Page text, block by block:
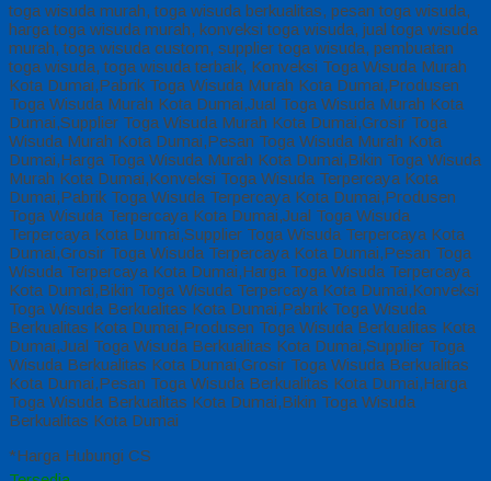
toga wisuda murah, toga wisuda berkualitas, pesan toga wisuda,
harga toga wisuda murah, konveksi toga wisuda, jual toga wisuda
murah, toga wisuda custom, supplier toga wisuda, pembuatan
toga wisuda, toga wisuda terbaik, Konveksi Toga Wisuda Murah
Kota Dumai,Pabrik Toga Wisuda Murah Kota Dumai,Produsen
Toga Wisuda Murah Kota Dumai,Jual Toga Wisuda Murah Kota
Dumai,Supplier Toga Wisuda Murah Kota Dumai,Grosir Toga
Wisuda Murah Kota Dumai,Pesan Toga Wisuda Murah Kota
Dumai,Harga Toga Wisuda Murah Kota Dumai,Bikin Toga Wisuda
Murah Kota Dumai,Konveksi Toga Wisuda Terpercaya Kota
Dumai,Pabrik Toga Wisuda Terpercaya Kota Dumai,Produsen
Toga Wisuda Terpercaya Kota Dumai,Jual Toga Wisuda
Terpercaya Kota Dumai,Supplier Toga Wisuda Terpercaya Kota
Dumai,Grosir Toga Wisuda Terpercaya Kota Dumai,Pesan Toga
Wisuda Terpercaya Kota Dumai,Harga Toga Wisuda Terpercaya
Kota Dumai,Bikin Toga Wisuda Terpercaya Kota Dumai,Konveksi
Toga Wisuda Berkualitas Kota Dumai,Pabrik Toga Wisuda
Berkualitas Kota Dumai,Produsen Toga Wisuda Berkualitas Kota
Dumai,Jual Toga Wisuda Berkualitas Kota Dumai,Supplier Toga
Wisuda Berkualitas Kota Dumai,Grosir Toga Wisuda Berkualitas
Kota Dumai,Pesan Toga Wisuda Berkualitas Kota Dumai,Harga
Toga Wisuda Berkualitas Kota Dumai,Bikin Toga Wisuda
Berkualitas Kota Dumai
*Harga Hubungi CS